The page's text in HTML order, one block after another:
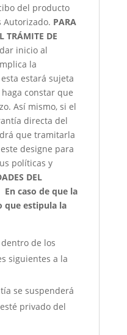
del producto
Autorizado. PARA
TRÁMITE DE
inicio al
la
estará sujeta
constar que
Así mismo, si el
directa del
que tramitarla
designe para
políticas y
DEL
En caso de que la
que estipula la
de los
siguientes a la
se suspenderá
privado del